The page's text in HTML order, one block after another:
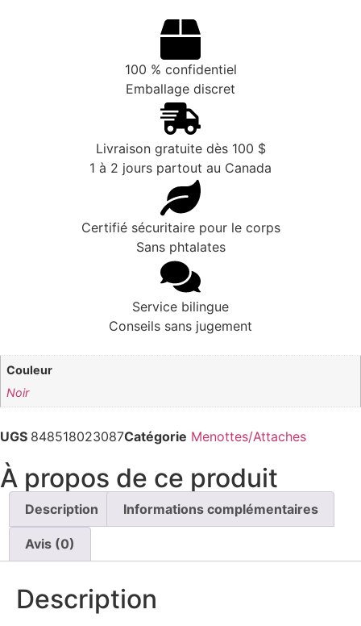
100 % confidentiel
Emballage discret
Livraison gratuite dès 100 $
1 à 2 jours partout au Canada
Certifié sécuritaire pour le corps
Sans phtalates
Service bilingue
Conseils sans jugement
Couleur
Noir
UGS 848518023087Catégorie Menottes/Attaches
À propos de ce produit
Description Informations complémentaires
Avis (0)
Description